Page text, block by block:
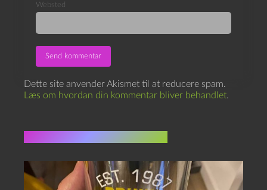
Websted
Dette site anvender Akismet til at reducere spam.
Læs om hvordan din kommentar bliver behandlet.